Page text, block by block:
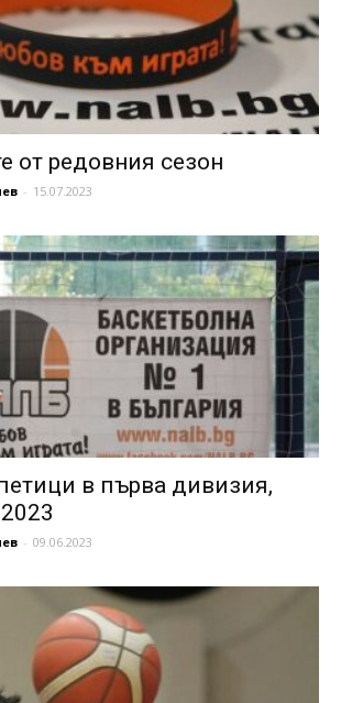
от редовния сезон
- 15.07.2023
в първа дивизия,
- 09.06.2023